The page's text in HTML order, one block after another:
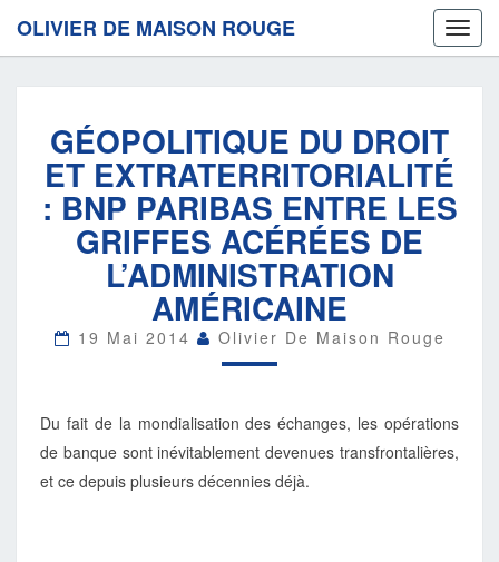
OLIVIER DE MAISON ROUGE
DU
DROIT
ET
EXTRATERRITORIALITÉ
:
BNP
PARIBAS
ENTRE
LES
GRIFFES
ACÉRÉES
AMÉRICAINE
GÉOPOLITIQUE DU DROIT
ET EXTRATERRITORIALITÉ
: BNP PARIBAS ENTRE LES
GRIFFES ACÉRÉES DE
L’ADMINISTRATION
AMÉRICAINE
19 Mai 2014 Olivier De Maison Rouge
Du fait de la mondialisation des échanges, les opérations
de banque sont inévitablement devenues transfrontalières,
et ce depuis plusieurs décennies déjà.